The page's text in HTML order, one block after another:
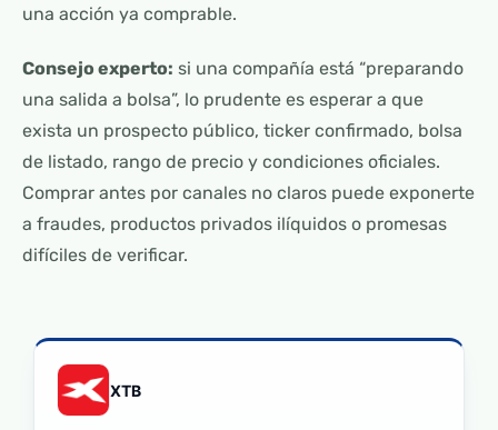
una acción ya comprable.
Consejo experto: si una compañía está “preparando
una salida a bolsa”, lo prudente es esperar a que
exista un prospecto público, ticker confirmado, bolsa
de listado, rango de precio y condiciones oficiales.
Comprar antes por canales no claros puede exponerte
a fraudes, productos privados ilíquidos o promesas
difíciles de verificar.
XTB